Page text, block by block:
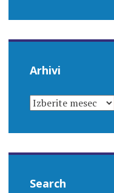
Arhivi
ARHIVI
Search